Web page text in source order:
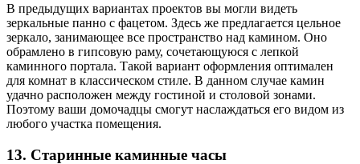
В предыдущих вариантах проектов вы могли видеть
зеркальные панно с фацетом. Здесь же предлагается цельное
зеркало, занимающее все пространство над камином. Оно
обрамлено в гипсовую раму, сочетающуюся с лепкой
каминного портала. Такой вариант оформления оптимален
для комнат в классическом стиле. В данном случае камин
удачно расположен между гостиной и столовой зонами.
Поэтому ваши домочадцы смогут наслаждаться его видом из
любого участка помещения.
13. Старинные каминные часы